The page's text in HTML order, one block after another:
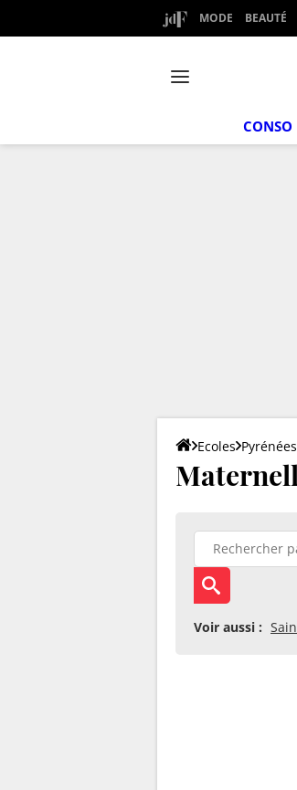
MODE BEAUTÉ
CONSO
Ecoles
Voir aussi :